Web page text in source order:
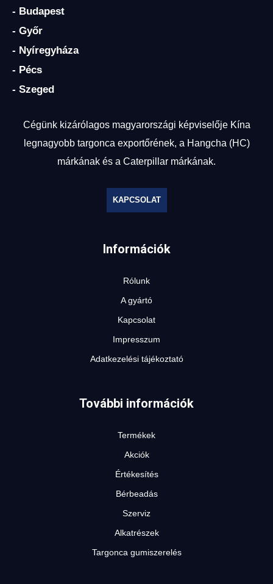
- Budapest
- Győr
- Nyíregyháza
- Pécs
- Szeged
Cégünk kizárólagos magyarországi képviselője Kína
legnagyobb targonca exportőrének, a Hangcha (HC)
márkának és a Caterpillar márkának.
KAPCSOLAT
Információk
Rólunk
A gyártó
Kapcsolat
Impresszum
Adatkezelési tájékoztató
További információk
Termékek
Akciók
Értékesítés
Bérbeadás
Szerviz
Alkatrészek
Targonca gumiszerelés